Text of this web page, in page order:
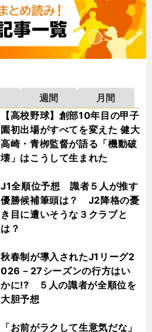
週間
月間
【高校野球】創部10年目の甲子
園初出場がすべてを変えた 健大
高崎・青栁監督が語る「機動破
壊」はこうして生まれた
J1全順位予想 識者５人が推す
優勝候補筆頭は？ J2降格の憂
き目に遭いそうな３クラブと
は？
秋春制が導入されたJ1リーグ2
026－27シーズンの行方はい
かに!? ５人の識者が全順位を
大胆予想
「お前がラクして生意気だな」